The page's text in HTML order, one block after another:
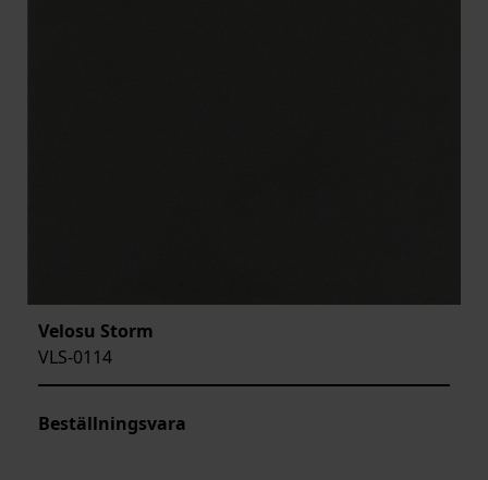
Velosu Storm
VLS-0114
Beställningsvara